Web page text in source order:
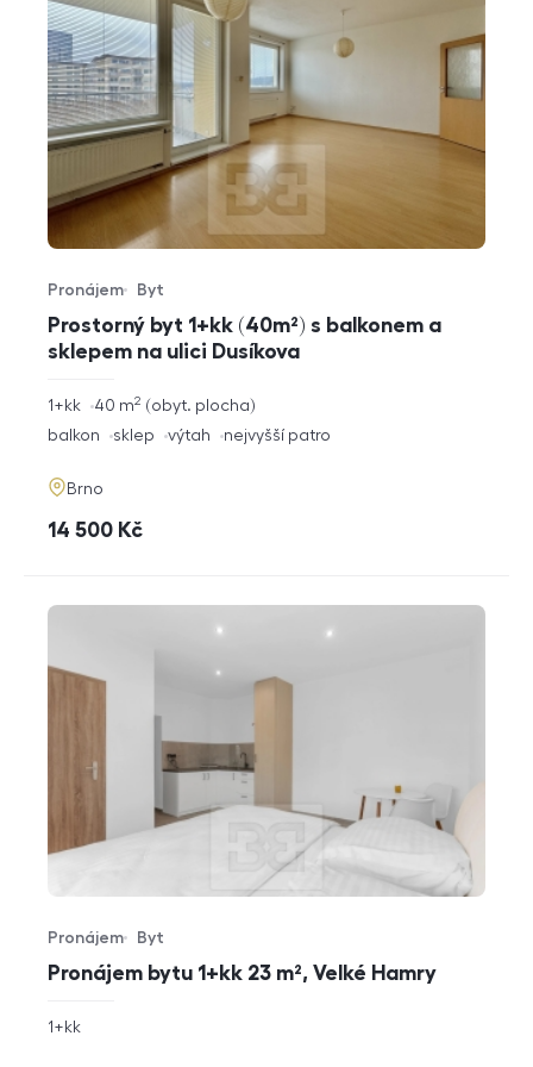
Prostorný byt 1+kk (40m²) s balkonem a
sklepem na ulici Dusíkova
Typ nabídky
Pronájem
Typ nemovitosti
Byt
rozměry
1+kk obyt. plocha
40 m2
funkce
balkon sklep výtah nejvyšší patro
adresa
Brno
cena
14 500 Kč
Pronájem bytu 1+kk 23 m², Velké Hamry
Typ nabídky
Pronájem
Typ nemovitosti
Byt
rozměry
1+kk